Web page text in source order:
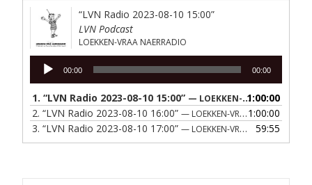
“LVN Radio 2023-08-10 15:00”
LVN Podcast
LOEKKEN-VRAA NAERRADIO
Lydafspiller
00:00 00:00
1. “LVN Radio 2023-08-10 15:00” — LOEKKEN-VRAA NAERRADIO 1:00:00
2. “LVN Radio 2023-08-10 16:00” — LOEKKEN-VRAA NAERRADIO
1:00:00
3. “LVN Radio 2023-08-10 17:00” — LOEKKEN-VRAA NAERRADIO 59:55